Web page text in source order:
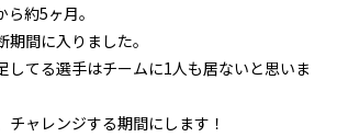
約5ヶ月。
間に入りました。
してる選手はチームに1人も居ないと思いま
チャレンジする期間にします！